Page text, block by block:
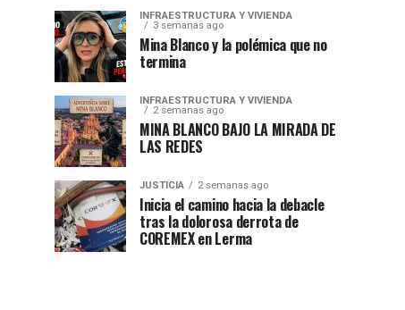
INFRAESTRUCTURA Y VIVIENDA
3 semanas ago
Mina Blanco y la polémica que no
termina
INFRAESTRUCTURA Y VIVIENDA
2 semanas ago
MINA BLANCO BAJO LA MIRADA DE
LAS REDES
JUSTICIA 2 semanas ago
Inicia el camino hacia la debacle
tras la dolorosa derrota de
COREMEX en Lerma